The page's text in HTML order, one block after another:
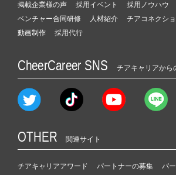
掲載企業様の声 採用イベント 採用ノウハウ
ベンチャー合同研修
人材紹介 チアコネクシ
動画制作
採用代行
CheerCareer SNS チアキャリアから
OTHER 関連サイト
チアキャリアアワード パートナーの募集 パ